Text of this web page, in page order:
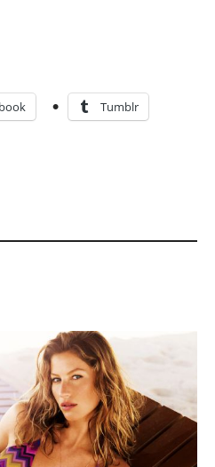
Tumblr